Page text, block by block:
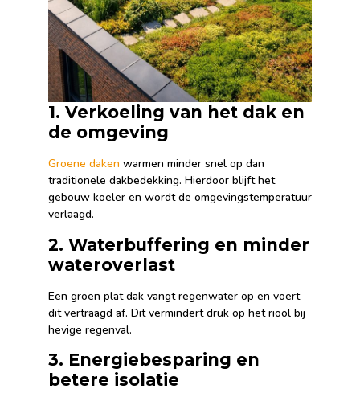
1. Verkoeling van het dak en
de omgeving
Groene daken warmen minder snel op dan
traditionele dakbedekking. Hierdoor blijft het
gebouw koeler en wordt de omgevingstemperatuur
verlaagd.
2. Waterbuffering en minder
wateroverlast
Een groen plat dak vangt regenwater op en voert
dit vertraagd af. Dit vermindert druk op het riool bij
hevige regenval.
3. Energiebesparing en
betere isolatie